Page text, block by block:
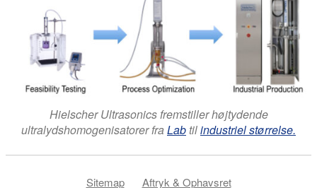
Hielscher Ultrasonics fremstiller højtydende
ultralydshomogenisatorer fraLab tilindustriel størrelse.
Sitemap Aftryk & Ophavsret